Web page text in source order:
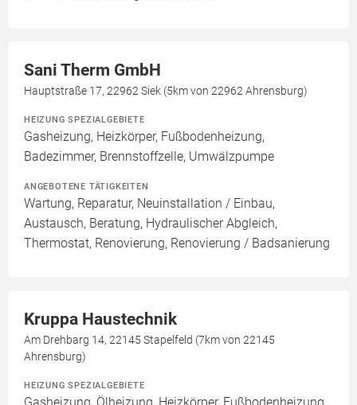
Sani Therm GmbH
Hauptstraße 17, 22962 Siek (5km von 22962 Ahrensburg)
HEIZUNG SPEZIALGEBIETE
Gasheizung, Heizkörper, Fußbodenheizung,
Badezimmer, Brennstoffzelle, Umwälzpumpe
ANGEBOTENE TÄTIGKEITEN
Wartung, Reparatur, Neuinstallation / Einbau,
Austausch, Beratung, Hydraulischer Abgleich,
Thermostat, Renovierung, Renovierung / Badsanierung
Kruppa Haustechnik
Am Drehbarg 14, 22145 Stapelfeld (7km von 22145
Ahrensburg)
HEIZUNG SPEZIALGEBIETE